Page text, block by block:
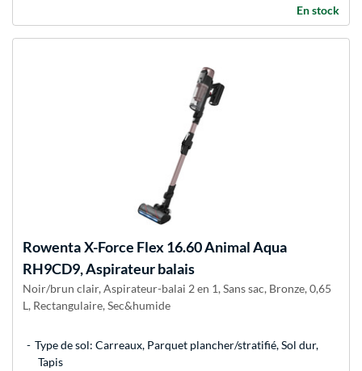
En stock
RowentaX-Force Flex 16.60 Animal Aqua
RH9CD9, Aspirateur balais
Noir/brun clair, Aspirateur-balai 2 en 1, Sans sac, Bronze, 0,65
L, Rectangulaire, Sec&humide
Type de sol: Carreaux, Parquet plancher/stratifié, Sol dur,
Tapis